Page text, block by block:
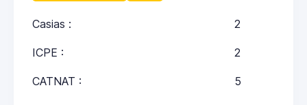
Casias : 2
ICPE : 2
CATNAT : 5